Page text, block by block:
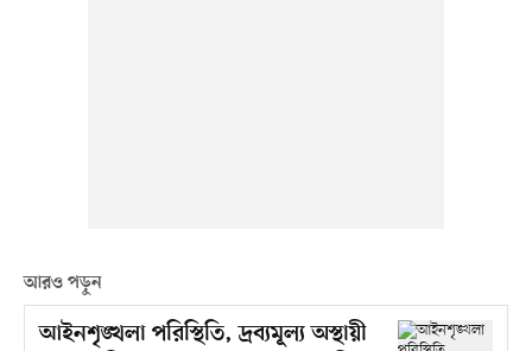
আরও পড়ুন
আইনশৃঙ্খলা পরিস্থিতি, দ্রব্যমূল্য অস্থায়ী